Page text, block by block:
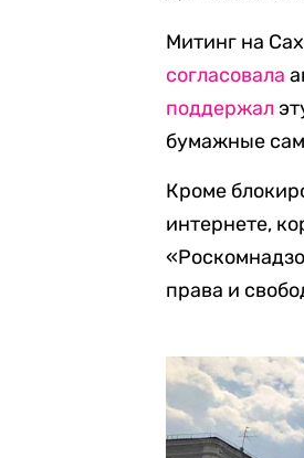
Митинг на
согласовала
поддержал
бумажные
Кроме
интернете,
права и